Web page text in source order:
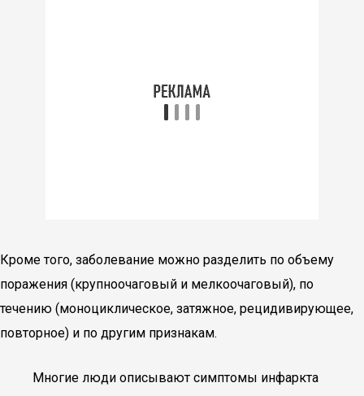
Кроме того, заболевание можно разделить по объему
поражения (крупноочаговый и мелкоочаговый), по
течению (моноциклическое, затяжное, рецидивирующее,
повторное) и по другим признакам.
Многие люди описывают симптомы инфаркта